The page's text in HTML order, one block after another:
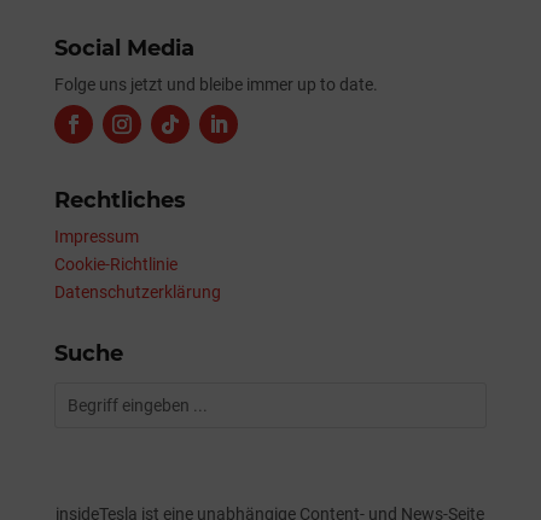
Social Media
Folge uns jetzt und bleibe immer up to date.
Rechtliches
Impressum
Cookie-Richtlinie
Datenschutzerklärung
Suche
insideTesla ist eine unabhängige Content- und News-Seite